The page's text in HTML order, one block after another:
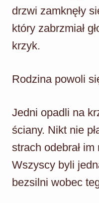
drzwi zamknęły
który zabrzmiał
krzyk.
Rodzina powoli
Jedni opadli na
ściany. Nikt nie
strach odebrał
Wszyscy byli
bezsilni wobec